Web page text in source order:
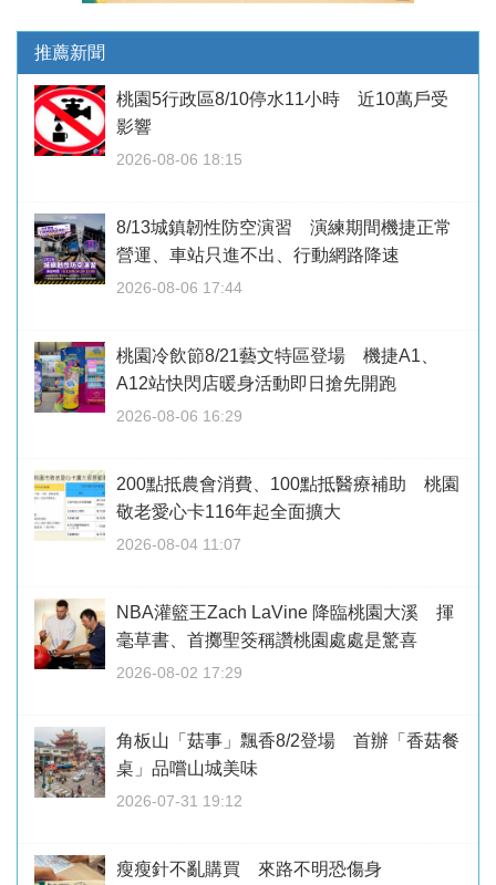
推薦新聞
桃園5行政區8/10停水11小時 近10萬戶受
影響
2026-08-06 18:15
8/13城鎮韌性防空演習 演練期間機捷正常
營運、車站只進不出、行動網路降速
2026-08-06 17:44
桃園冷飲節8/21藝文特區登場 機捷A1、
A12站快閃店暖身活動即日搶先開跑
2026-08-06 16:29
200點抵農會消費、100點抵醫療補助 桃園
敬老愛心卡116年起全面擴大
2026-08-04 11:07
NBA灌籃王Zach LaVine 降臨桃園大溪 揮
毫草書、首擲聖筊稱讚桃園處處是驚喜
2026-08-02 17:29
角板山「菇事」飄香8/2登場 首辦「香菇餐
桌」品嚐山城美味
2026-07-31 19:12
瘦瘦針不亂購買 來路不明恐傷身